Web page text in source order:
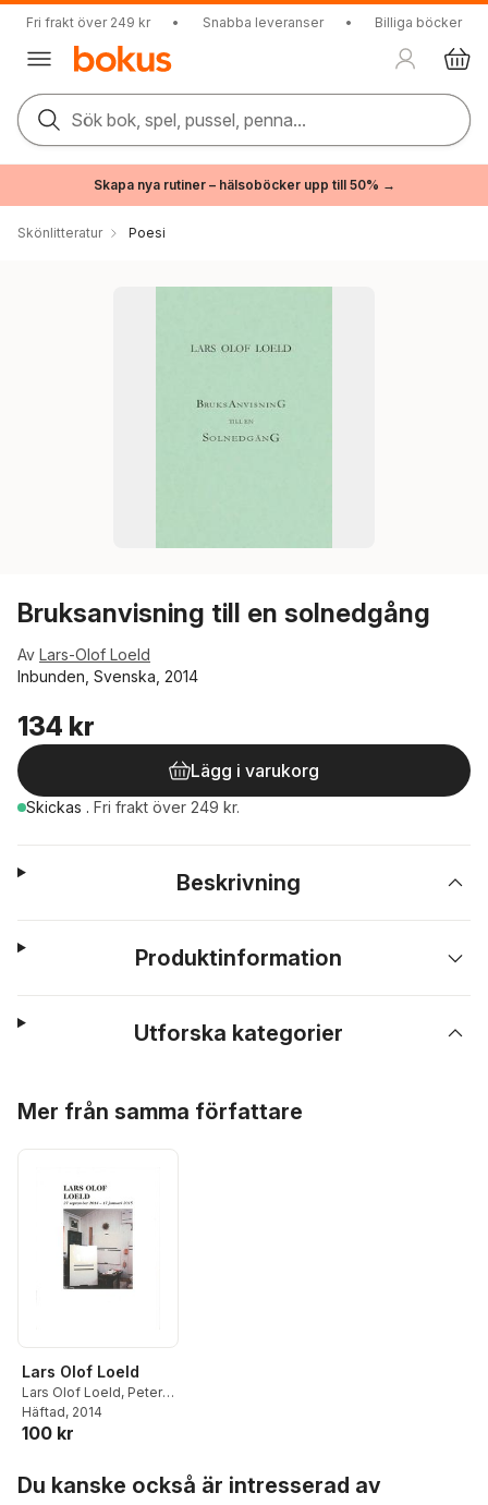
Fri frakt över 249 kr • Snabba leveranser • Billiga böcker
Sök bok, spel, pussel, penna...
Skapa nya rutiner – hälsoböcker upp till 50% →
Skönlitteratur Poesi
Bruksanvisning till en solnedgång
Av Lars-Olof Loeld
Inbunden, Svenska, 2014
134 kr
Lägg i varukorg
Skickas . Fri frakt över 249 kr.
Beskrivning
Produktinformation
Utforska kategorier
Mer från samma författare
Lars Olof Loeld
Lars Olof Loeld, Peter
Cornell,Karin Sidén
Häftad, 2014
100 kr
Du kanske också är intresserad av